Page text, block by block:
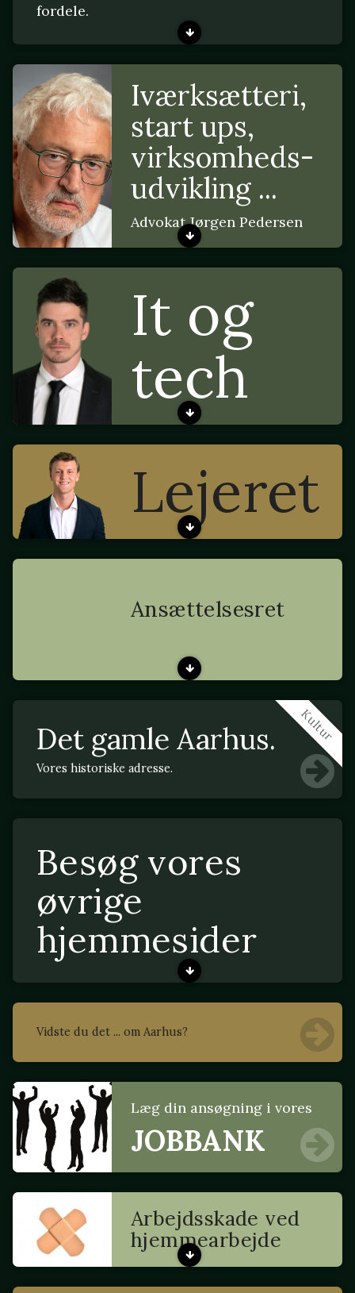
fordele.
Iværksætteri,
start ups,
virksomheds-
udvikling ...
Advokat Jørgen Pedersen
It og
tech
Lejeret
Ansættelsesret
Kultur
Det gamle Aarhus.
Vores historiske adresse.
Besøg vores
øvrige
hjemmesider
Vidste du det ... om Aarhus?
Læg din ansøgning i vores
JOBBANK
Arbejdsskade ved
hjemmearbejde